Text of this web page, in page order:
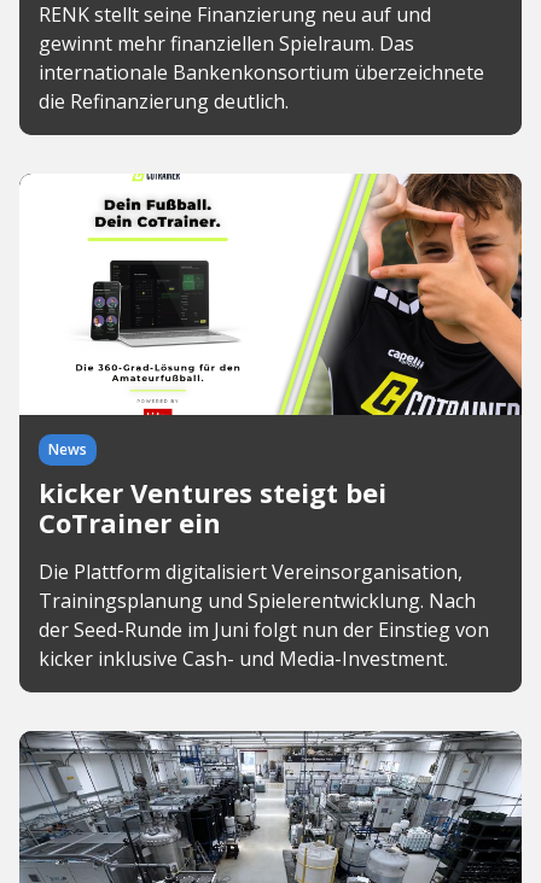
RENK stellt seine Finanzierung neu auf und
gewinnt mehr finanziellen Spielraum. Das
internationale Bankenkonsortium überzeichnete
die Refinanzierung deutlich.
News
kicker Ventures steigt bei
CoTrainer ein
Die Plattform digitalisiert Vereinsorganisation,
Trainingsplanung und Spielerentwicklung. Nach
der Seed-Runde im Juni folgt nun der Einstieg von
kicker inklusive Cash- und Media-Investment.